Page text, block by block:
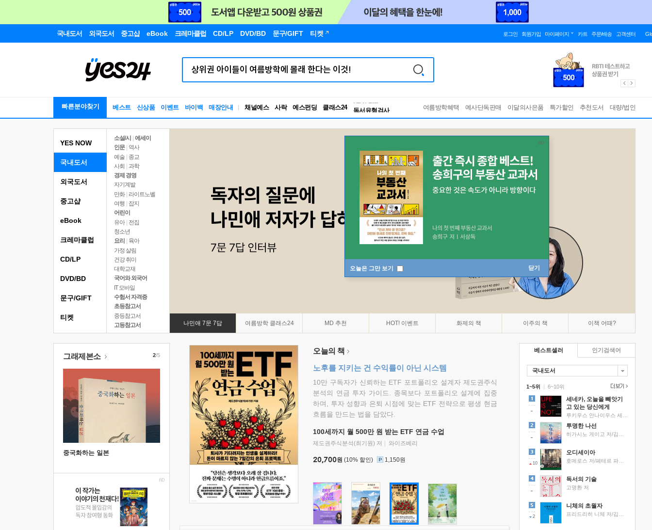
국내도서 외국도서 중고샵 eBook 크레마클럽 CD/LP DVD/BD 문구/GIFT 티켓 로그인 회원가입 마이페이지 카트 주문/배송 고객센터
빠른분야찾기 베스트 신상품 이벤트 바이백 매장안내 채널예스 사락 예스펀딩 클래스24
독서유형검사
RBTI Lab
독서유형검사
여름방학혜택 예사단독판매 이달의사은품 특가할인 추천도서 대량/법인
오늘은 그만 보기 닫기
YES NOW
국내도서
소설/시
에세이
인문
역사
예술 | 종교
사회 | 과학
경제 경영
자기계발
만화 | 라이트노벨
여행
잡지
어린이
유아 | 전집
청소년
요리
육아
가정 살림
건강 취미
대학교재
국어와 외국어
IT 모바일
수험서 자격증
초등참고서
중등참고서
고등참고서
나민애 7문 7답 여름방학 클래스24 MD 추천 HOT! 이벤트 화제의 책 이주의 책 이책 어때?
외국도서
중고샵
eBook
크레마클럽
CD/LP
DVD/BD
문구/GIFT
티켓
그래제본소
중국화하는 일본
2/5 오늘의 책
노후를 지키는 건 수익률이 아닌 시스템
10만 구독자가 신뢰하는 ETF 포트폴리오 설계자 제도권주식
분석의 연금 투자 가이드. 종목보다 포트폴리오 설계에 집중
하며, 투자 성향과 은퇴 시점에 맞는 ETF 전략으로 평생 현금
흐름을 만드는 법을 담았다.
100세까지 월 500만 원 받는 ETF 연금 수업
제도권주식분석(최기원) 저 와이즈베리
20,700원 (10% 할인) 1,150원
베스트셀러
국내도서
1~5위 |
세네카, 오늘을 빼앗기
고 있는 당신에게
투명한 나선
10
오디세이아
독서의 기술
고명환 저
2
니체의 초월자
6~10위
인기검색어